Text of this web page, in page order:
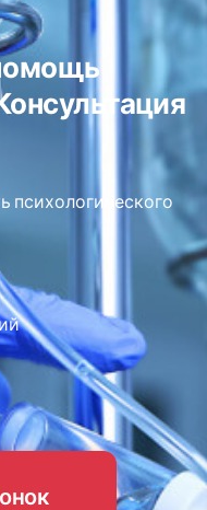
психологического